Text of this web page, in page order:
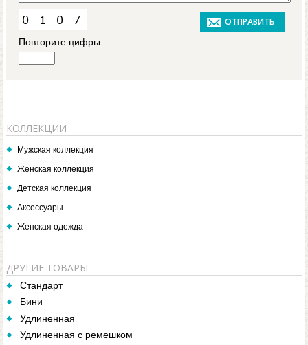
Повторите цифры:
КОЛЛЕКЦИИ
Мужская коллекция
Женская коллекция
Детская коллекция
Аксессуары
Женская одежда
ДРУГИЕ ТОВАРЫ
Стандарт
Бини
Удлиненная
Удлиненная с ремешком